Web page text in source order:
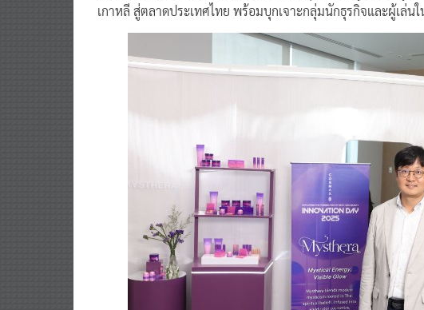
เกาหลี สู่ตลาดประเทศไทย พร้อมบุกเจาะกลุ่มนักธุรกิจและผู้เล่